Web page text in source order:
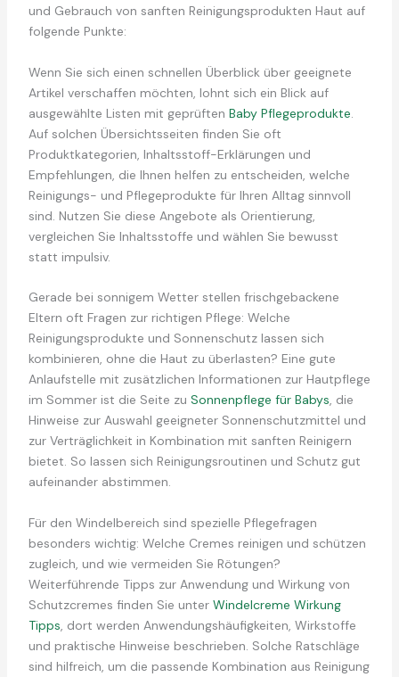
und Gebrauch von sanften Reinigungsprodukten Haut auf
folgende Punkte:
Wenn Sie sich einen schnellen Überblick über geeignete
Artikel verschaffen möchten, lohnt sich ein Blick auf
ausgewählte Listen mit geprüften Baby Pflegeprodukte.
Auf solchen Übersichtsseiten finden Sie oft
Produktkategorien, Inhaltsstoff-Erklärungen und
Empfehlungen, die Ihnen helfen zu entscheiden, welche
Reinigungs- und Pflegeprodukte für Ihren Alltag sinnvoll
sind. Nutzen Sie diese Angebote als Orientierung,
vergleichen Sie Inhaltsstoffe und wählen Sie bewusst
statt impulsiv.
Gerade bei sonnigem Wetter stellen frischgebackene
Eltern oft Fragen zur richtigen Pflege: Welche
Reinigungsprodukte und Sonnenschutz lassen sich
kombinieren, ohne die Haut zu überlasten? Eine gute
Anlaufstelle mit zusätzlichen Informationen zur Hautpflege
im Sommer ist die Seite zu Sonnenpflege für Babys, die
Hinweise zur Auswahl geeigneter Sonnenschutzmittel und
zur Verträglichkeit in Kombination mit sanften Reinigern
bietet. So lassen sich Reinigungsroutinen und Schutz gut
aufeinander abstimmen.
Für den Windelbereich sind spezielle Pflegefragen
besonders wichtig: Welche Cremes reinigen und schützen
zugleich, und wie vermeiden Sie Rötungen?
Weiterführende Tipps zur Anwendung und Wirkung von
Schutzcremes finden Sie unter Windelcreme Wirkung
Tipps , dort werden Anwendungshäufigkeiten, Wirkstoffe
und praktische Hinweise beschrieben. Solche Ratschläge
sind hilfreich, um die passende Kombination aus Reinigung